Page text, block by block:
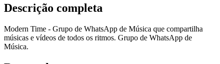
Descrição completa
Modern Time - Grupo de WhatsApp de Música que compartilha
músicas e vídeos de todos os ritmos. Grupo de WhatsApp de
Música.